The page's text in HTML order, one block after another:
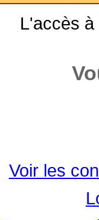
L'accès
Voir les